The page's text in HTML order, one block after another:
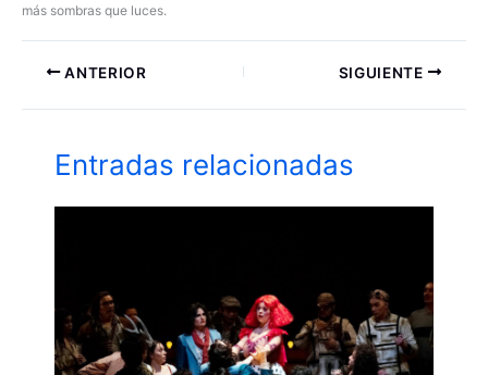
más sombras que luces.
ANTERIOR SIGUIENTE
Entradas relacionadas